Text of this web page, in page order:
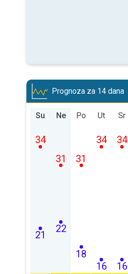
Prognoza za 14 dana
Su
21
34
Ne
22
31
Po
18
31
Ut
16
34
Sr
16
34